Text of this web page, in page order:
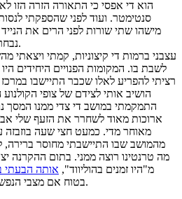
סנטימטר. ועוד לפני שהספקתי
מישהו שתי שורות לפני הרים את
נבחרים מתוך הסרט בזמן שהוא רץ.
עצבני ברמות די קיצוניות, קמתי
לשבת בו. המקומות הפנויים היחידים
רציתי להפריע לאלו שכבר התיישבו
הושיב אותי לצידם של צופי
התמקמתי במושב די צדי ממנו המסך
ארוכות מאוד לשחרר את הזעף שלי
מאוחר מדי. כמעט חצי שעה
מהמושב שבו התיישבתי מחוסר ברירה,
מה טרנטינו רוצה ממני. בתום ההקרנה
מ"היו זמנים בהוליווד", אותה הבעתי
בטוח אם מצבי הנפשי השפיע על החוויה שלי או לא.